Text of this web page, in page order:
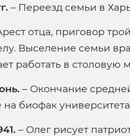
– Переезд семьи в
отца, приговор
Выселение семьи
работать в столовую
– Окончание
биофак
– Олег рисует